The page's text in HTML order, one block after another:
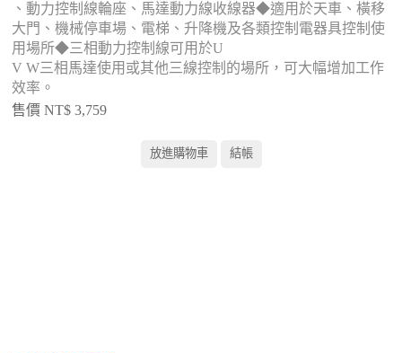
、動力控制線輪座、馬達動力線收線器◆適用於天車、橫移
大門、機械停車場、電梯、升降機及各類控制電器具控制使
用場所◆三相動力控制線可用於U
V W三相馬達使用或其他三線控制的場所，可大幅增加工作
效率。
售價 NT$ 3,759